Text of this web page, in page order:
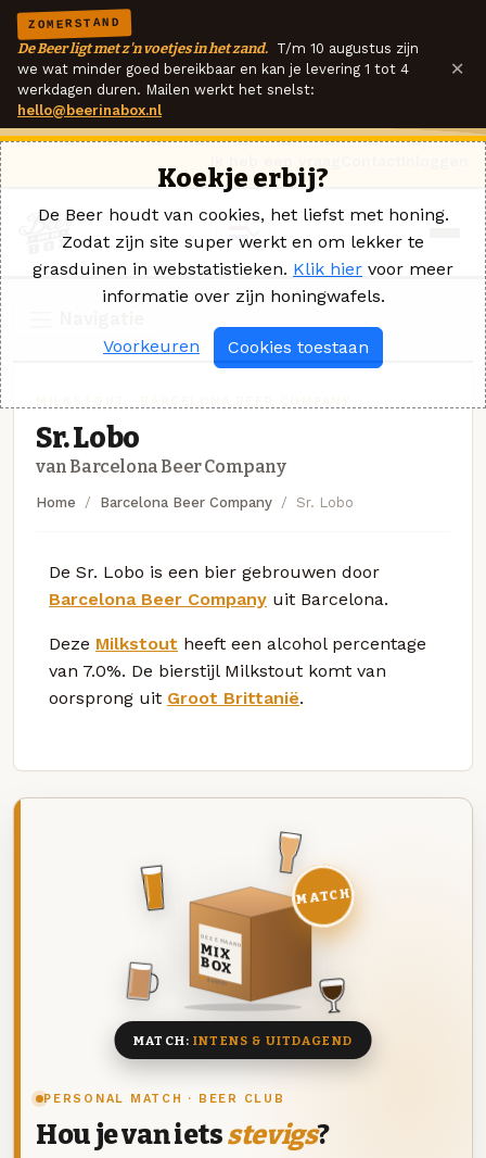
ZOMERSTAND
De Beer ligt met z'n voetjes in het zand. T/m 10 augustus zijn
we wat minder goed bereikbaar en kan je levering 1 tot 4
werkdagen duren. Mailen werkt het snelst:
hello@beerinabox.nl
×
Sr. Lobo
van Barcelona Beer Company
Home Barcelona Beer Company Sr. Lobo
De Sr. Lobo is een bier gebrouwen door
Barcelona Beer Company uit Barcelona.
Deze Milkstout heeft een alcohol percentage
van 7.0%. De bierstijl Milkstout komt van
oorsprong uit Groot Brittanië.
PERSONAL MATCH · BEER CLUB
Hou je van ietsstevigs?
DEZE MAAND
MIX
BOX
8 BIEREN
MATCH
MATCH:INTENS & UITDAGEND
Koekje erbij?
De Beer houdt van cookies, het liefst met honing.
Zodat zijn site super werkt en om lekker te
grasduinen in webstatistieken. Klik hier voor meer
informatie over zijn honingwafels.
Voorkeuren Cookies toestaan